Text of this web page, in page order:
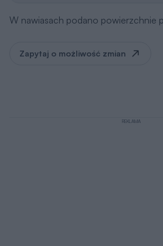
W nawiasach podano powierzchnie
Zapytaj o możliwość zmian
REKLAMA